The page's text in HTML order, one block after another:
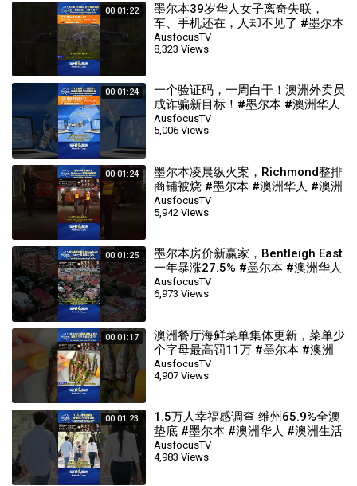
00:01:22
墨尔本39岁华人女子离奇失联，
车、手机还在，人却不见了 #墨尔本
#澳洲华人 #澳洲生活 #australia #
每日说澳洲
AusfocusTV
8,323 Views
00:01:24
一个验证码，一周白干！澳洲外卖员
成诈骗新目标！#墨尔本 #澳洲华人
#澳洲生活 #australia #每日说澳洲
AusfocusTV
5,006 Views
00:01:24
墨尔本凌晨纵火案，Richmond整排
商铺被烧 #墨尔本 #澳洲华人 #澳洲
生活 #australia #每日说澳洲
AusfocusTV
5,942 Views
00:01:25
墨尔本房价新赢家，Bentleigh East
一年暴涨27.5% #墨尔本 #澳洲华人
#澳洲生活 #australia #每日说澳洲
AusfocusTV
6,973 Views
00:01:17
澳洲餐厅海鲜菜单集体更新，菜单少
个字母最高罚11万 #墨尔本 #澳洲
华人 #澳洲生活 #australia #每日说
澳洲
AusfocusTV
4,907 Views
00:01:23
1.5万人幸福感调查 维州65.9%全澳
垫底 #墨尔本 #澳洲华人 #澳洲生活
#australia #每日说澳洲
AusfocusTV
4,983 Views